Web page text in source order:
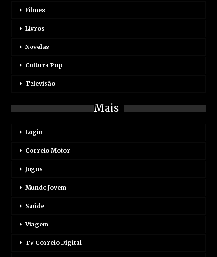
Filmes
Livros
Novelas
Cultura Pop
Televisão
Mais
Login
Correio Motor
Jogos
Mundo Jovem
Saúde
Viagem
TV Correio Digital